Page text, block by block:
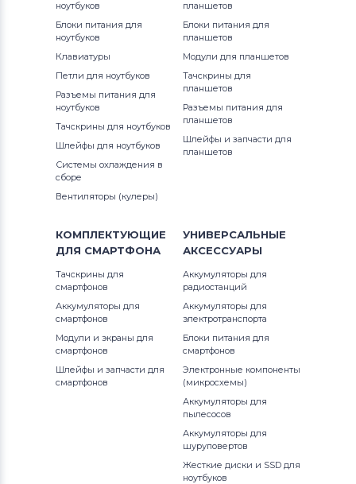
Freelander
Тачскрины для планшетов
Аккумуляторы для радиостанций
Тачскрины для планшетовPipo
Тачскрины для планшетов
Тачскрины для планшетов
Тачскрины для планшетовLenovo
Тачскрины для планшетовMotorola
Тачскрины для планшетовDigiLand
Тачскрины для планшетовHankook
Тачскрины для планшетовHP
Тачскрины для планшетовAinol
Тачскрины для планшетовSupra
ноутбуков
Блоки питания для
ноутбуков
Клавиатуры
Петли для ноутбуков
Разъемы питания для
ноутбуков
Тачскрины для ноутбуков
Шлейфы для ноутбуков
Системы охлаждения в
сборе
Вентиляторы (кулеры)
планшетов
Блоки питания для
планшетов
Модули для планшетов
Тачскрины для
планшетов
Разъемы питания для
планшетов
Шлейфы и запчасти для
планшетов
КОМПЛЕКТУЮЩИЕ
ДЛЯ СМАРТФОНА
Тачскрины для
смартфонов
Аккумуляторы для
смартфонов
Модули и экраны для
смартфонов
Шлейфы и запчасти для
смартфонов
УНИВЕРСАЛЬНЫЕ
АКСЕССУАРЫ
Аккумуляторы для
радиостанций
Аккумуляторы для
электротранспорта
Блоки питания для
смартфонов
Электронные компоненты
(микросхемы)
Аккумуляторы для
пылесосов
Аккумуляторы для
шуруповертов
Жесткие диски и SSD для
ноутбуков